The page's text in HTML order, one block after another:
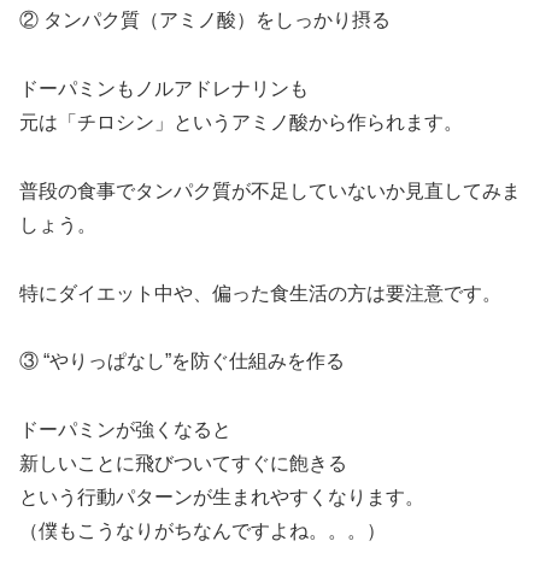
② タンパク質（アミノ酸）をしっかり摂る
ドーパミンもノルアドレナリンも
元は「チロシン」というアミノ酸から作られます。
普段の食事でタンパク質が不足していないか見直してみま
しょう。
特にダイエット中や、偏った食生活の方は要注意です。
③ “やりっぱなし”を防ぐ仕組みを作る
ドーパミンが強くなると
新しいことに飛びついてすぐに飽きる
という行動パターンが生まれやすくなります。
（僕もこうなりがちなんですよね。。。）